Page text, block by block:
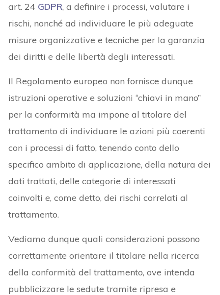
art. 24 GDPR, a definire i processi, valutare i
rischi, nonché ad individuare le più adeguate
misure organizzative e tecniche per la garanzia
dei diritti e delle libertà degli interessati.
Il Regolamento europeo non fornisce dunque
istruzioni operative e soluzioni “chiavi in mano”
per la conformità ma impone al titolare del
trattamento di individuare le azioni più coerenti
con i processi di fatto, tenendo conto dello
specifico ambito di applicazione, della natura dei
dati trattati, delle categorie di interessati
coinvolti e, come detto, dei rischi correlati al
trattamento.
Vediamo dunque quali considerazioni possono
correttamente orientare il titolare nella ricerca
della conformità del trattamento, ove intenda
pubblicizzare le sedute tramite ripresa e